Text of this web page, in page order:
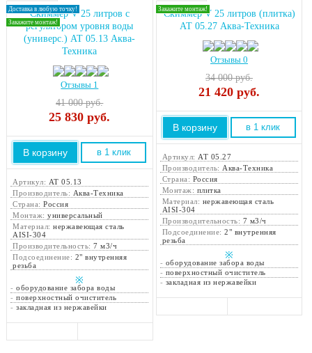
Доставка в любую точку!
Закажите монтаж!
Скиммер V 25 литров с
регулятором уровня воды
(универс.) АТ 05.13 Аква-
Техника
Отзывы 1
41 000 руб.
25 830 руб.
В корзину в 1 клик
Артикул: АТ 05.13
Производитель: Аква-Техника
Страна:Россия
Монтаж:универсальный
Материал:нержавеющая сталь
AISI-304
Производительность:7 м3/ч
Подсоединение: 2" внутренняя
резьба
※
-оборудование забора воды
-поверхностный очиститель
-закладная из нержавейки
Закажите монтаж!
Скиммер V 25 литров (плитка)
АТ 05.27 Аква-Техника
Отзывы 0
34 000 руб.
21 420 руб.
В корзину в 1 клик
Артикул: АТ 05.27
Производитель: Аква-Техника
Страна: Россия
Монтаж: плитка
Материал: нержавеющая сталь
AISI-304
Производительность: 7 м3/ч
Подсоединение:2" внутренняя
резьба
※
- оборудование забора воды
- поверхностный очиститель
- закладная из нержавейки